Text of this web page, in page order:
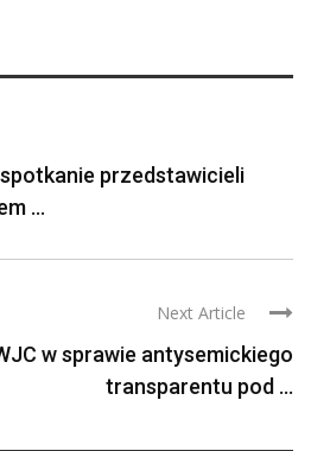
przedstawicieli
...
Next Article
w sprawie antysemickiego
transparentu pod ...